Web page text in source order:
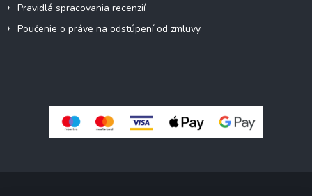
Pravidlá spracovania recenzií
Poučenie o práve na odstúpení od zmluvy